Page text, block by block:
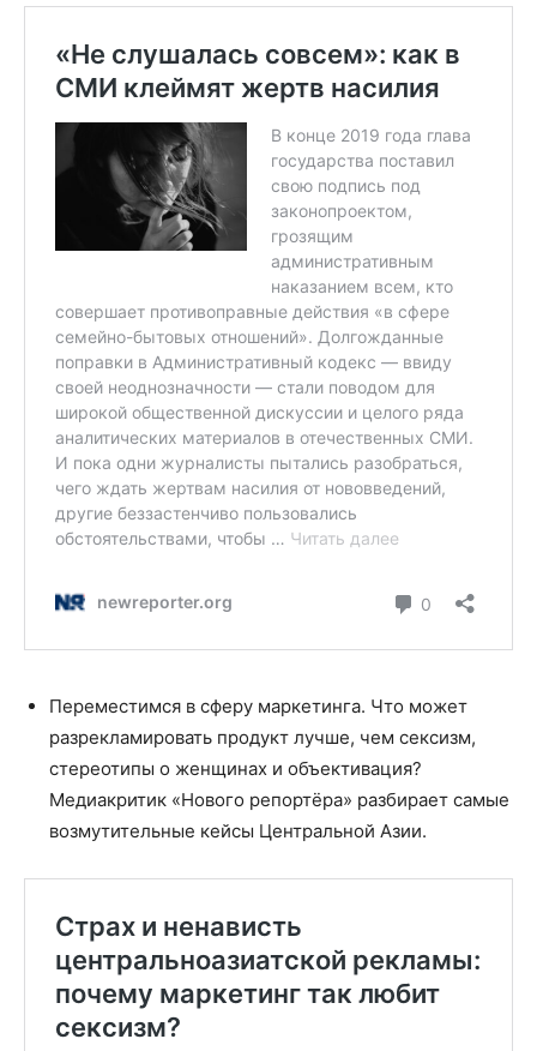
Переместимся в сферу маркетинга. Что может
разрекламировать продукт лучше, чем сексизм,
стереотипы о женщинах и объективация?
Медиакритик «Нового репортёра» разбирает самые
возмутительные кейсы Центральной Азии.